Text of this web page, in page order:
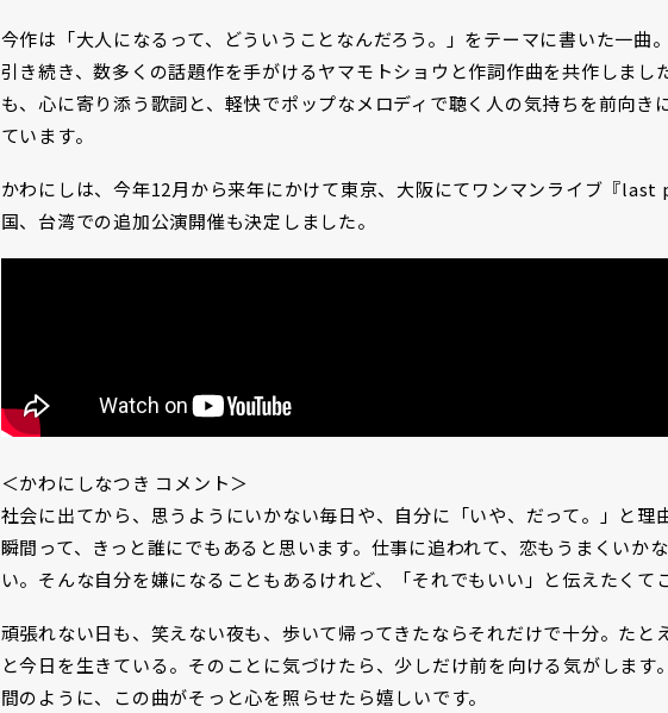
今作は「大人になるって、どういうことなんだろう。」をテーマに書いた一曲
引き続き、数多くの話題作を手がけるヤマモトショウと作詞作曲を共作しまし
も、心に寄り添う歌詞と、軽快でポップなメロディで聴く人の気持ちを前向き
ています。
かわにしは、今年12月から来年にかけて東京、大阪にてワンマンライブ『
国、台湾での追加公演開催も決定しました。
＜かわにしなつき コメント＞
社会に出てから、思うようにいかない毎日や、自分に「いや、だって。」と理
瞬間って、きっと誰にでもあると思います。仕事に追われて、恋もうまくいか
い。そんな自分を嫌になることもあるけれど、「それでもいい」と伝えたくて
頑張れない日も、笑えない夜も、歩いて帰ってきたならそれだけで十分。たと
と今日を生きている。そのことに気づけたら、少しだけ前を向ける気がします
間のように、この曲がそっと心を照らせたら嬉しいです。